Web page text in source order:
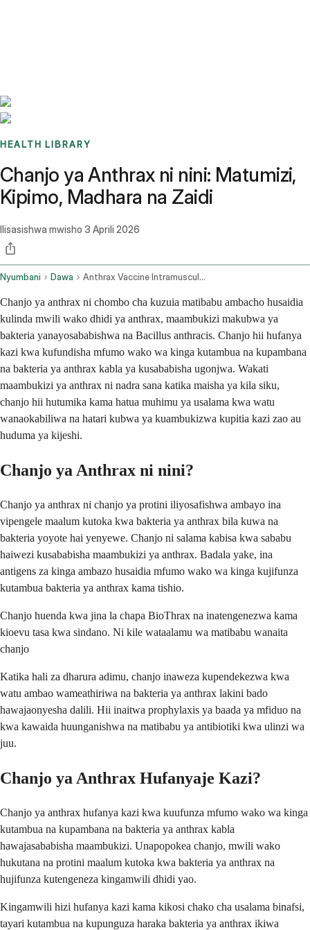
HEALTH LIBRARY
Chanjo ya Anthrax ni nini: Matumizi,
Kipimo, Madhara na Zaidi
Ilisasishwa mwisho 3 Aprili 2026
Nyumbani Dawa Anthrax Vaccine Intramuscular Route Subcutaneous Route
Chanjo ya anthrax ni chombo cha kuzuia matibabu ambacho husaidia
kulinda mwili wako dhidi ya anthrax, maambukizi makubwa ya
bakteria yanayosababishwa na Bacillus anthracis. Chanjo hii hufanya
kazi kwa kufundisha mfumo wako wa kinga kutambua na kupambana
na bakteria ya anthrax kabla ya kusababisha ugonjwa. Wakati
maambukizi ya anthrax ni nadra sana katika maisha ya kila siku,
chanjo hii hutumika kama hatua muhimu ya usalama kwa watu
wanaokabiliwa na hatari kubwa ya kuambukizwa kupitia kazi zao au
huduma ya kijeshi.
Chanjo ya Anthrax ni nini?
Chanjo ya anthrax ni chanjo ya protini iliyosafishwa ambayo ina
vipengele maalum kutoka kwa bakteria ya anthrax bila kuwa na
bakteria yoyote hai yenyewe. Chanjo ni salama kabisa kwa sababu
haiwezi kusababisha maambukizi ya anthrax. Badala yake, ina
antigens za kinga ambazo husaidia mfumo wako wa kinga kujifunza
kutambua bakteria ya anthrax kama tishio.
Chanjo huenda kwa jina la chapa BioThrax na inatengenezwa kama
kioevu tasa kwa sindano. Ni kile wataalamu wa matibabu wanaita
chanjo
Katika hali za dharura adimu, chanjo inaweza kupendekezwa kwa
watu ambao wameathiriwa na bakteria ya anthrax lakini bado
hawajaonyesha dalili. Hii inaitwa prophylaxis ya baada ya mfiduo na
kwa kawaida huunganishwa na matibabu ya antibiotiki kwa ulinzi wa
juu.
Chanjo ya Anthrax Hufanyaje Kazi?
Chanjo ya anthrax hufanya kazi kwa kuufunza mfumo wako wa kinga
kutambua na kupambana na bakteria ya anthrax kabla
hawajasababisha maambukizi. Unapopokea chanjo, mwili wako
hukutana na protini maalum kutoka kwa bakteria ya anthrax na
hujifunza kutengeneza kingamwili dhidi yao.
Kingamwili hizi hufanya kazi kama kikosi chako cha usalama binafsi,
tayari kutambua na kupunguza haraka bakteria ya anthrax ikiwa